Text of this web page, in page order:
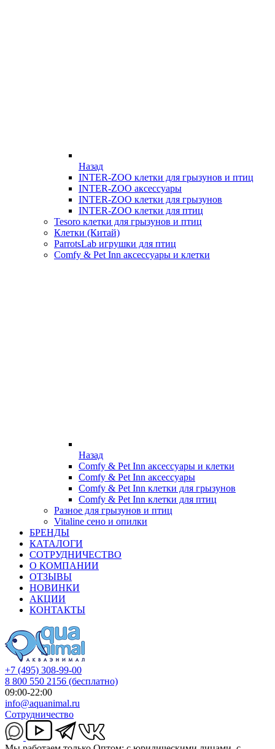
Назад
INTER-ZOO клетки для грызунов и птиц
INTER-ZOO аксессуары
INTER-ZOO клетки для грызунов
INTER-ZOO клетки для птиц
Tesoro клетки для грызунов и птиц
Клетки (Китай)
ParrotsLab игрушки для птиц
Comfy & Pet Inn аксессуары и клетки
Назад
Comfy & Pet Inn аксессуары и клетки
Comfy & Pet Inn аксессуары
Comfy & Pet Inn клетки для грызунов
Comfy & Pet Inn клетки для птиц
Разное для грызунов и птиц
Vitaline сено и опилки
БРЕНДЫ
КАТАЛОГИ
СОТРУДНИЧЕСТВО
О КОМПАНИИ
ОТЗЫВЫ
НОВИНКИ
АКЦИИ
КОНТАКТЫ
+7 (495) 308-99-00
8 800 550 2156 (бесплатно)
09:00-22:00
info@aquanimal.ru
Сотрудничество